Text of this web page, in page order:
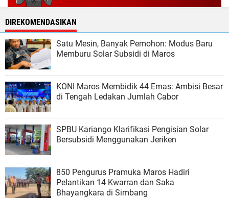
DIREKOMENDASIKAN
Satu Mesin, Banyak Pemohon: Modus Baru
Memburu Solar Subsidi di Maros
KONI Maros Membidik 44 Emas: Ambisi Besar
di Tengah Ledakan Jumlah Cabor
SPBU Kariango Klarifikasi Pengisian Solar
Bersubsidi Menggunakan Jeriken
850 Pengurus Pramuka Maros Hadiri
Pelantikan 14 Kwarran dan Saka
Bhayangkara di Simbang